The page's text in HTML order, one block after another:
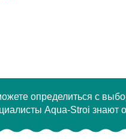
определиться с
Aqua-Stroi знают